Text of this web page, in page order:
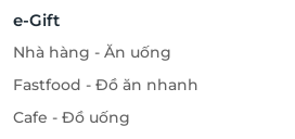
e-Gift
Nhà hàng - Ăn uống
Fastfood - Đồ ăn nhanh
Cafe - Đồ uống